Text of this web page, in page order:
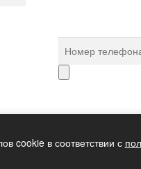
cookie в соответствии с